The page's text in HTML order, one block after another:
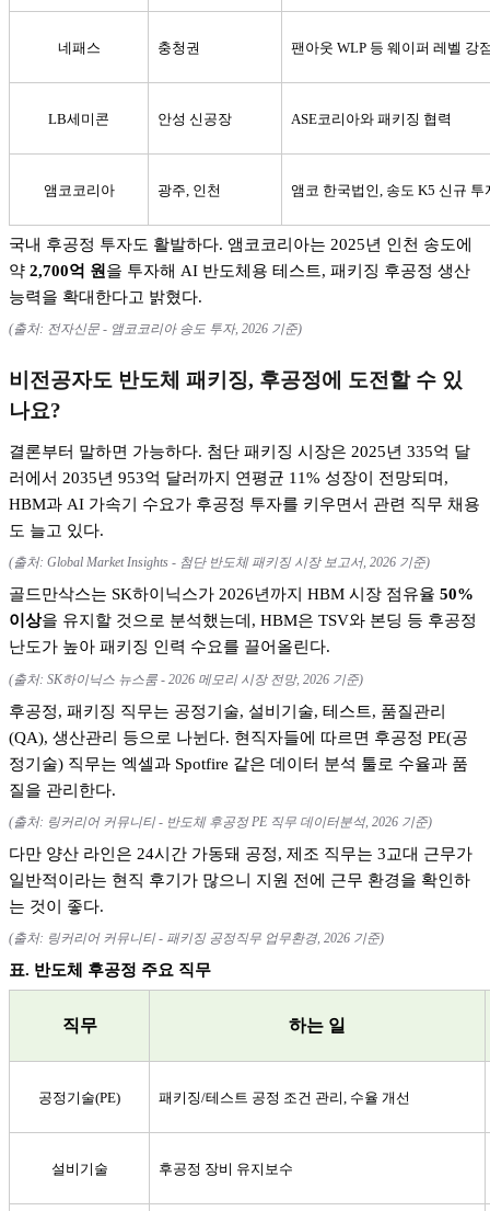
네패스 충청권 팬아웃 WLP 등 웨이퍼 레벨 강
LB세미콘 안성 신공장 ASE코리아와 패키징 협력
앰코코리아 광주 인천 앰코 한국법인 송도 K5 신규 투
국내 후공정 투자도 활발하다. 앰코코리아는 2025년 인천 송도에
약 2,700억 원 을 투자해 AI 반도체용 테스트, 패키징 후공정 생산
능력을 확대한다고 밝혔다.
(출처: 전자신문 - 앰코코리아 송도 투자, 2026 기준)
비전공자도 반도체 패키징, 후공정에 도전할 수 있
나요?
결론부터 말하면 가능하다. 첨단 패키징 시장은 2025년 335억 달
러에서 2035년 953억 달러까지 연평균 11% 성장이 전망되며 ,
HBM과 AI 가속기 수요가 후공정 투자를 키우면서 관련 직무 채용
도 늘고 있다.
(출처: Global Market Insights - 첨단 반도체 패키징 시장 보고서, 2026 기준)
골드만삭스는 SK하이닉스가 2026년까지 HBM 시장 점유율 50%
이상을 유지할 것으로 분석했는데 , HBM은 TSV와 본딩 등 후공정
난도가 높아 패키징 인력 수요를 끌어올린다.
(출처: SK하이닉스 뉴스룸 - 2026 메모리 시장 전망, 2026 기준)
후공정, 패키징 직무는 공정기술, 설비기술, 테스트, 품질관리
(QA), 생산관리 등으로 나뉜다. 현직자들에 따르면 후공정 PE(공
정기술) 직무는 엑셀과 Spotfire 같은 데이터 분석 툴로 수율과 품
질을 관리한다.
(출처: 링커리어 커뮤니티- 반도체 후공정PE 직무 데이터분석, 2026 기준)
다만 양산 라인은 24시간 가동돼 공정, 제조 직무는 3교대 근무가
일반적이라는 현직 후기가 많으니 지원 전에 근무 환경을 확인하
는 것이 좋다.
(출처: 링커리어 커뮤니티- 패키징 공정직무 업무환경, 2026 기준)
표. 반도체 후공정 주요 직무
직무 하는 일
공정기술(PE) 패키징/테스트 공정 조건 관리 수율 개선
설비기술 후공정 장비 유지보수